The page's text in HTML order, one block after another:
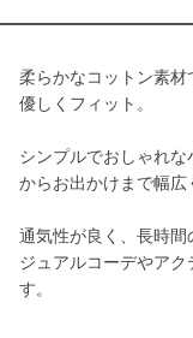
柔らかなコットン素材
優しくフィット。
シンプルでおしゃれ
からお出かけまで幅広
通気性が良く、長時間
ジュアルコーデやア
す。